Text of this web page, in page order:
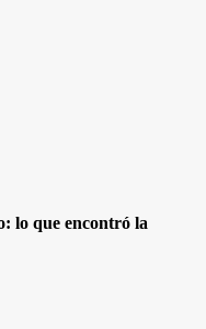
lo que encontró la